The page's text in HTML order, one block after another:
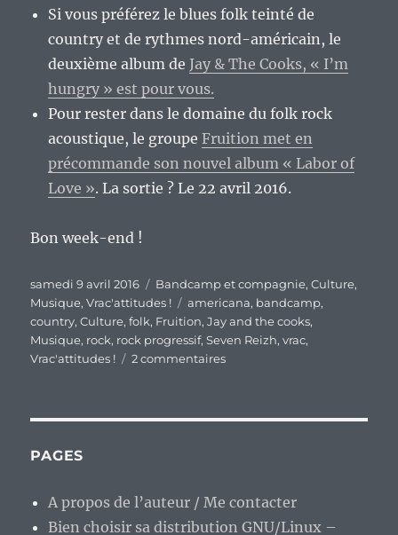
Si vous préférez le blues folk teinté de
country et de rythmes nord-américain, le
deuxième album de Jay & The Cooks, « I’m
hungry » est pour vous.
Pour rester dans le domaine du folk rock
acoustique, le groupeFruition met en
précommande son nouvel album « Labor of
Love ». La sortie ? Le 22 avril 2016.
Bon week-end !
Publié
le
samedi 9 avril 2016 Catégories
Bandcamp et compagnie,Culture,
Musique,Vrac'attitudes ! Étiquettes
americana, bandcamp,
country,Culture,folk, Fruition,Jay and the cooks,
Musique, rock, rock progressif,Seven Reizh,vrac,
Vrac'attitudes !
2 commentairessur
PAGES
A propos de l’auteur / Me contacter
Bien choisir sa distribution GNU/Linux –